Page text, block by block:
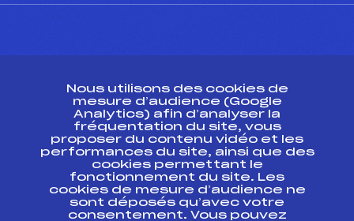
ESPACE PRESSE
Ressources
Pass’Neige
Projet sportif fédéral
Projet de performance fédéral
Antidopage
Nous utilisons des cookies de
mesure d’audience (Google
Analytics) afin d’analyser la
fréquentation du site, vous
proposer du contenu vidéo et les
performances du site, ainsi que des
cookies permettant le
fonctionnement du site. Les
cookies de mesure d’audience ne
sont déposés qu’avec votre
consentement. Vous pouvez